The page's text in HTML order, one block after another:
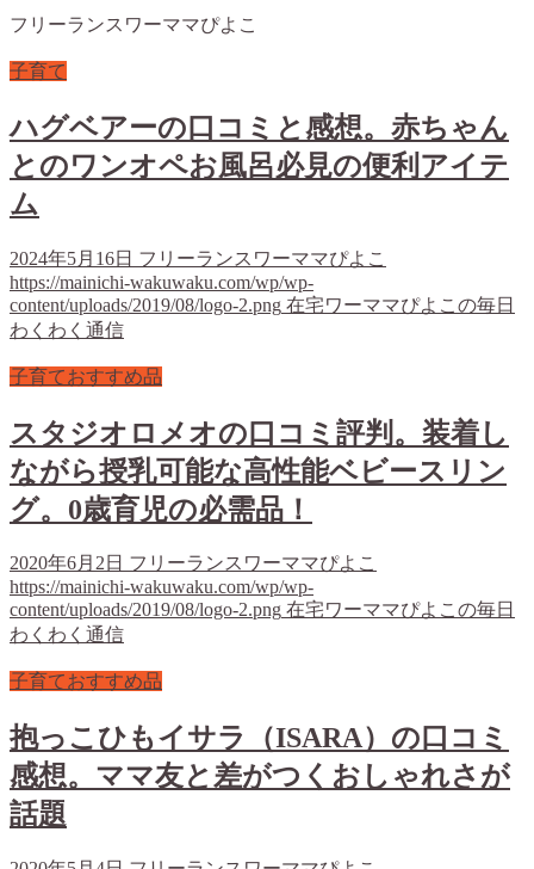
フリーランスワーママぴよこ
子育て
ハグベアーの口コミと感想。赤ちゃん
とのワンオペお風呂必見の便利アイテ
ム
2024年5月16日 フリーランスワーママぴよこ
https://mainichi-wakuwaku.com/wp/wp-
content/uploads/2019/08/logo-2.png 在宅ワーママぴよこの毎日
わくわく通信
子育ておすすめ品
スタジオロメオの口コミ評判。装着し
ながら授乳可能な高性能ベビースリン
グ。0歳育児の必需品！
2020年6月2日 フリーランスワーママぴよこ
https://mainichi-wakuwaku.com/wp/wp-
content/uploads/2019/08/logo-2.png 在宅ワーママぴよこの毎日
わくわく通信
子育ておすすめ品
抱っこひもイサラ（ISARA）の口コミ
感想。ママ友と差がつくおしゃれさが
話題